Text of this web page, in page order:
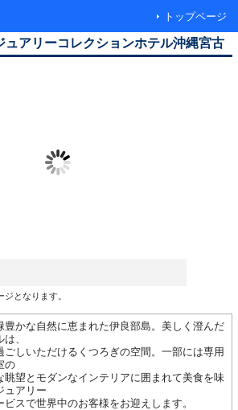
トップページ
ュアリーコレクションホテル沖縄宮古
となります。
豊かな自然に恵まれた伊良部島。美しく澄んだ
、
しいただけるくつろぎの空間。一部には専用
の
眺望とモダンなインテリアに囲まれて美食を味
ュアリー
スで世界中のお客様をお迎えします。